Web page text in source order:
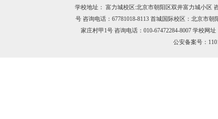
学校地址： 富力城校区:北京市朝阳区双井富力城小区
号 咨询电话：67781018-8113 首城国际校区：北京市
家庄村甲1号 咨询电话：010-67472284-8007 学校网
公安备案号：